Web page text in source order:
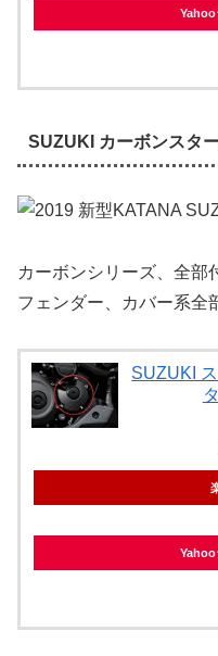
Yahoo
SUZUKI カーボンスタ
カーボンシリーズ、全部
フェンダー、カバー系全
SUZUKI
Yahoo